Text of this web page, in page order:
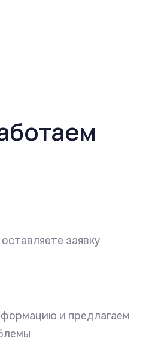
заявку
и предлагаем